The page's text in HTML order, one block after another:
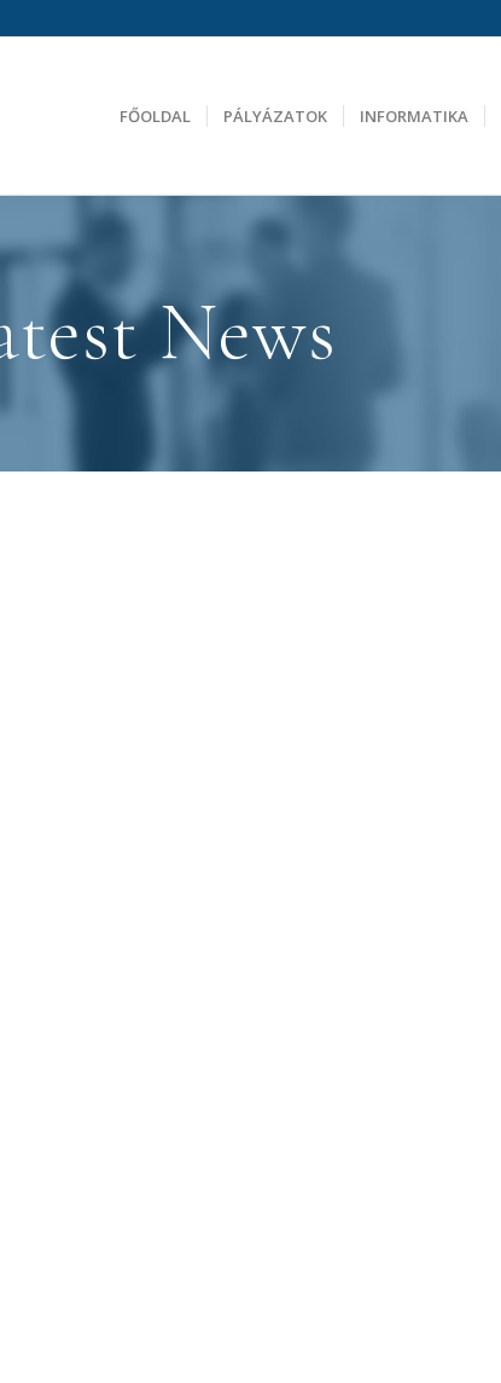
FŐOLDAL PÁLYÁZATOK INFORMATIKA
News